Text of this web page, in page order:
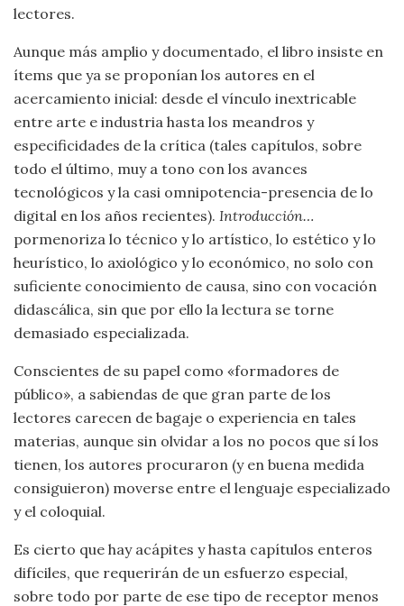
lectores.
Aunque más amplio y documentado, el libro insiste en
ítems que ya se proponían los autores en el
acercamiento inicial: desde el vínculo inextricable
entre arte e industria hasta los meandros y
especificidades de la crítica (tales capítulos, sobre
todo el último, muy a tono con los avances
tecnológicos y la casi omnipotencia-presencia de lo
digital en los años recientes). Introducción…
pormenoriza lo técnico y lo artístico, lo estético y lo
heurístico, lo axiológico y lo económico, no solo con
suficiente conocimiento de causa, sino con vocación
didascálica, sin que por ello la lectura se torne
demasiado especializada.
Conscientes de su papel como «formadores de
público», a sabiendas de que gran parte de los
lectores carecen de bagaje o experiencia en tales
materias, aunque sin olvidar a los no pocos que sí los
tienen, los autores procuraron (y en buena medida
consiguieron) moverse entre el lenguaje especializado
y el coloquial.
Es cierto que hay acápites y hasta capítulos enteros
difíciles, que requerirán de un esfuerzo especial,
sobre todo por parte de ese tipo de receptor menos